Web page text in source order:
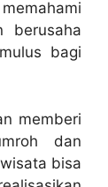
berusaha
bagi
memberi
dan
bisa